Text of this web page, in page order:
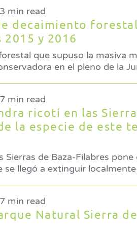
3 min read
decaimiento
y 2016
que supuso la masiva
Conservadora en el pleno de la
7 min read
ricotí en las
la especie de este
de Baza-Filabres
7 min read
Natural Sierra